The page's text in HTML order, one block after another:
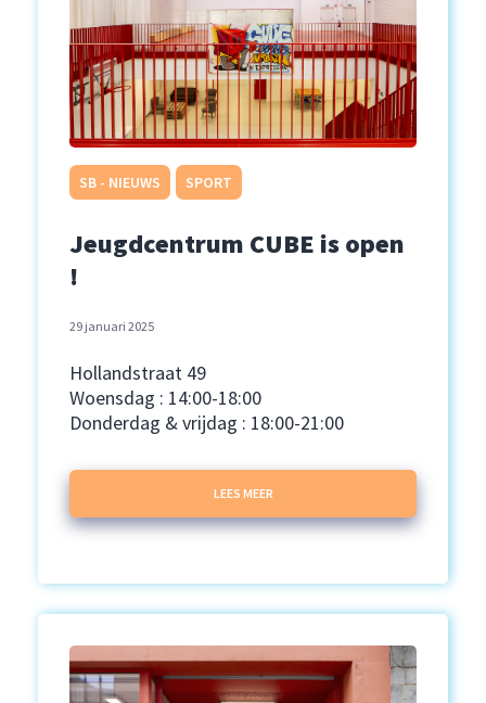
SB - NIEUWS SPORT
Jeugdcentrum CUBE is open
!
29 januari 2025
Hollandstraat 49
Woensdag : 14:00-18:00
Donderdag & vrijdag : 18:00-21:00
LEES MEER